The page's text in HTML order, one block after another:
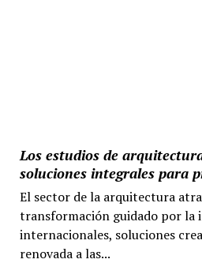
Los estudios de
soluciones integrales para
El sector de la arquitectura
transformación guidado por la
internacionales, soluciones
renovada a las...